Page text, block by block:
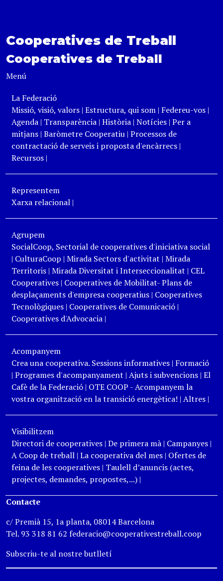
Cooperatives de Treball
Cooperatives de Treball
Menú
La Federació
Missió, visió, valors| Estructura, qui som| Federeu-vos|
Agenda | Transparència| Història| Notícies | Per a
mitjans| Baròmetre Cooperatiu| Processos de
contractació de serveis i proposta d'encàrrecs|
Recursos|
Representem
Xarxa relacional|
Agrupem
SocialCoop, Sectorial de cooperatives d'iniciativa social
| CulturaCoop | Mirada Sectors d'activitat | Mirada
Territoris| Mirada Diversitat i Interseccionalitat | CEL
Cooperatives| Cooperatives de Mobilitat- Plans de
desplaçaments d'empresa cooperatius| Cooperatives
Tecnològiques| Cooperatives de Comunicació|
Cooperatives d'Advocacia|
Acompanyem
Crea una cooperativa. Sessions informatives| Formació
| Programes d'acompanyament | Ajuts i subvencions| El
Cafè de la Federació| OTE COOP - Acompanyem la
vostra organització en la transició energètica! | Altres|
Visibilitzem
Directori de cooperatives| De primera mà| Campanyes|
A Coop de treball| La cooperativa del mes| Ofertes de
feina de les cooperatives| Taulell d’anuncis (actes,
projectes, demandes, propostes,...)|
Contacte
c/ Premià 15, 1a planta, 08014 Barcelona
Tel. 93 318 81 62 federacio@cooperativestreball.coop
Subscriu-te al nostre butlletí